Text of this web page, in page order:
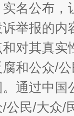
名公布
举报的
对其真实
腐和公众/
通过中
公民/大众/